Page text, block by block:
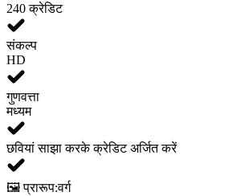
240 क्रेडिट
संकल्प
HD
गुणवत्ता
मध्यम
छवियां साझा करके क्रेडिट अर्जित करें
🖼️ प्रारूप:वर्ग